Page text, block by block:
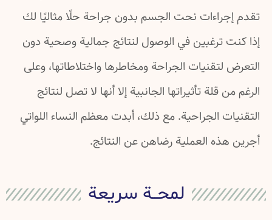
تقدم إجراءات نحت الجسم بدون جراحة حلًا مثاليًا لك
إذا كنت ترغبين في الوصول لنتائج جمالية وصحية دون
التعرض لتقنيات الجراحة ومخاطرها واختلاطاتها، وعلى
الرغم من قلة تأثيراتها الجانبية إلا أنها لا تصل لنتائج
التقنيات الجراحية. مع ذلك، أبدت معظم النساء اللواتي
أجرين هذه العملية رضاهن عن النتائج.
لمحــة سريعة